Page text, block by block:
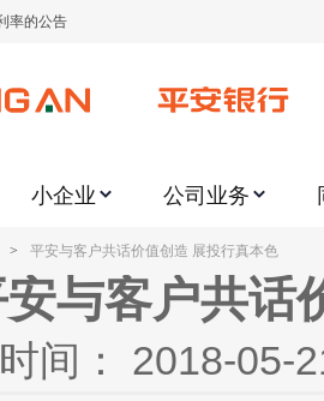
率的公告
客户贵金属交易协议书》的公告
更新的通知
代理业务调整合约保证金比例和涨跌幅度限制的
务风险防范的提示
防范的提示
小企业 公司业务
> 平安与客户共话价值创造 展投行真本色
与客户共话
时间： 2018-05-